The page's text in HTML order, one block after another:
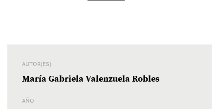
AUTOR(ES)
María Gabriela Valenzuela Robles
AÑO